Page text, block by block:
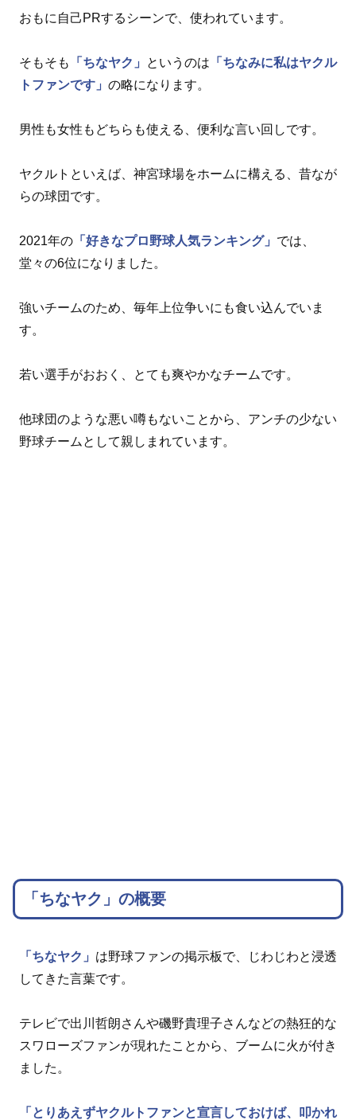
おもに自己PRするシーンで、使われています。
そもそも 「ちなヤク」 というのは 「ちなみに私はヤクル
トファンです」 の略になります。
男性も女性もどちらも使える、便利な言い回しです。
ヤクルトといえば、神宮球場をホームに構える、昔なが
らの球団です。
2021年の 「好きなプロ野球人気ランキング」 では、
堂々の6位になりました。
強いチームのため、毎年上位争いにも食い込んでいま
す。
若い選手がおおく、とても爽やかなチームです。
他球団のような悪い噂もないことから、アンチの少ない
野球チームとして親しまれています。
「ちなヤク」の概要
「ちなヤク」 は野球ファンの掲示板で、じわじわと浸透
してきた言葉です。
テレビで出川哲朗さんや磯野貴理子さんなどの熱狂的な
スワローズファンが現れたことから、ブームに火が付き
ました。
「とりあえずヤクルトファンと宣言しておけば、叩かれ